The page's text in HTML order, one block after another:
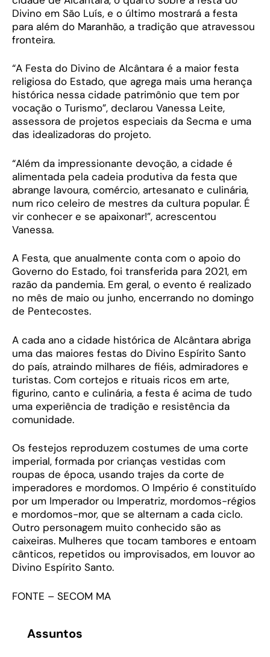
Divino em São Luís, e o último mostrará a festa
para além do Maranhão, a tradição que atravessou
fronteira.
“A Festa do Divino de Alcântara é a maior festa
religiosa do Estado, que agrega mais uma herança
histórica nessa cidade patrimônio que tem por
vocação o Turismo”, declarou Vanessa Leite,
assessora de projetos especiais da Secma e uma
das idealizadoras do projeto.
“Além da impressionante devoção, a cidade é
alimentada pela cadeia produtiva da festa que
abrange lavoura, comércio, artesanato e culinária,
num rico celeiro de mestres da cultura popular. É
vir conhecer e se apaixonar!”, acrescentou
Vanessa.
A Festa, que anualmente conta com o apoio do
Governo do Estado, foi transferida para 2021, em
razão da pandemia. Em geral, o evento é realizado
no mês de maio ou junho, encerrando no domingo
de Pentecostes.
A cada ano a cidade histórica de Alcântara abriga
uma das maiores festas do Divino Espírito Santo
do país, atraindo milhares de fiéis, admiradores e
turistas. Com cortejos e rituais ricos em arte,
figurino, canto e culinária, a festa é acima de tudo
uma experiência de tradição e resistência da
comunidade.
Os festejos reproduzem costumes de uma corte
imperial, formada por crianças vestidas com
roupas de época, usando trajes da corte de
imperadores e mordomos. O Império é constituído
por um Imperador ou Imperatriz, mordomos-régios
e mordomos-mor, que se alternam a cada ciclo.
Outro personagem muito conhecido são as
caixeiras. Mulheres que tocam tambores e entoam
cânticos, repetidos ou improvisados, em louvor ao
Divino Espírito Santo.
FONTE – SECOM MA
Assuntos